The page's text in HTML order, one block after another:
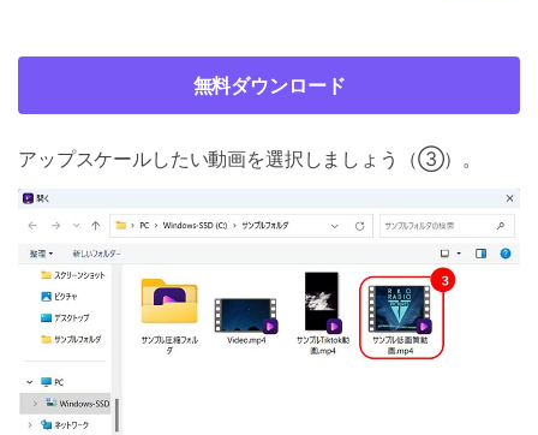
無料ダウンロード
アップスケールしたい動画を選択しましょう（③）。